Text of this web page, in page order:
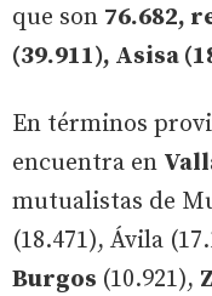
que son 76.682,
(39.911), Asisa
En términos
encuentra en
mutualistas de
(18.471), Ávila
Burgos (10.921),